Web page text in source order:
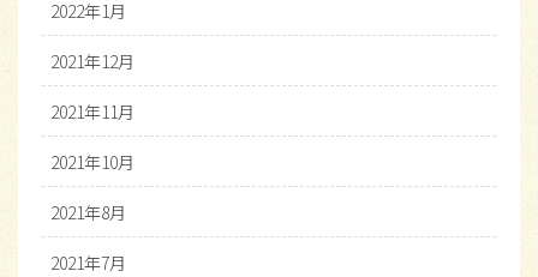
2022年1月
2021年12月
2021年11月
2021年10月
2021年8月
2021年7月